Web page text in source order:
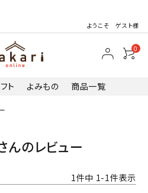
ようこそ ゲスト様
0
ト よみもの 商品一覧
んのレビュー
1件中 1-1件表示